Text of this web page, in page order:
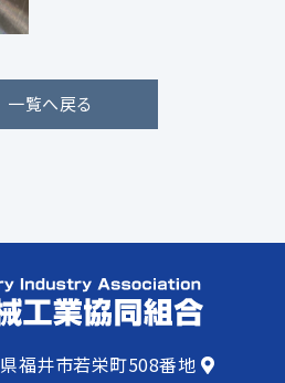
一覧へ戻る
福井市若栄町508番地